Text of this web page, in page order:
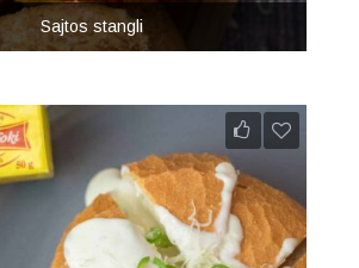
Sajtos stangli